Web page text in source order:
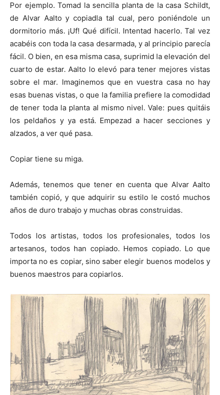
Por ejemplo. Tomad la sencilla planta de la casa Schildt,
de Alvar Aalto y copiadla tal cual, pero poniéndole un
dormitorio más. ¡Uf! Qué difícil. Intentad hacerlo. Tal vez
acabéis con toda la casa desarmada, y al principio parecía
fácil. O bien, en esa misma casa, suprimid la elevación del
cuarto de estar. Aalto lo elevó para tener mejores vistas
sobre el mar. Imaginemos que en vuestra casa no hay
esas buenas vistas, o que la familia prefiere la comodidad
de tener toda la planta al mismo nivel. Vale: pues quitáis
los peldaños y ya está. Empezad a hacer secciones y
alzados, a ver qué pasa.
Copiar tiene su miga.
Además, tenemos que tener en cuenta que Alvar Aalto
también copió, y que adquirir su estilo le costó muchos
años de duro trabajo y muchas obras construidas.
Todos los artistas, todos los profesionales, todos los
artesanos, todos han copiado. Hemos copiado. Lo que
importa no es copiar, sino saber elegir buenos modelos y
buenos maestros para copiarlos.